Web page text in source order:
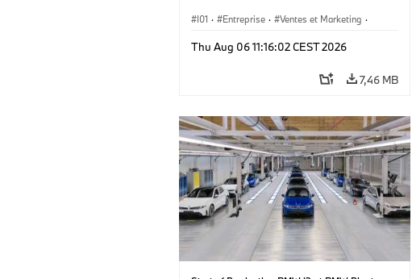
I01 · Entreprise · Ventes et Marketing ·
Thu Aug 06 11:16:02 CEST 2026
7,46 MB